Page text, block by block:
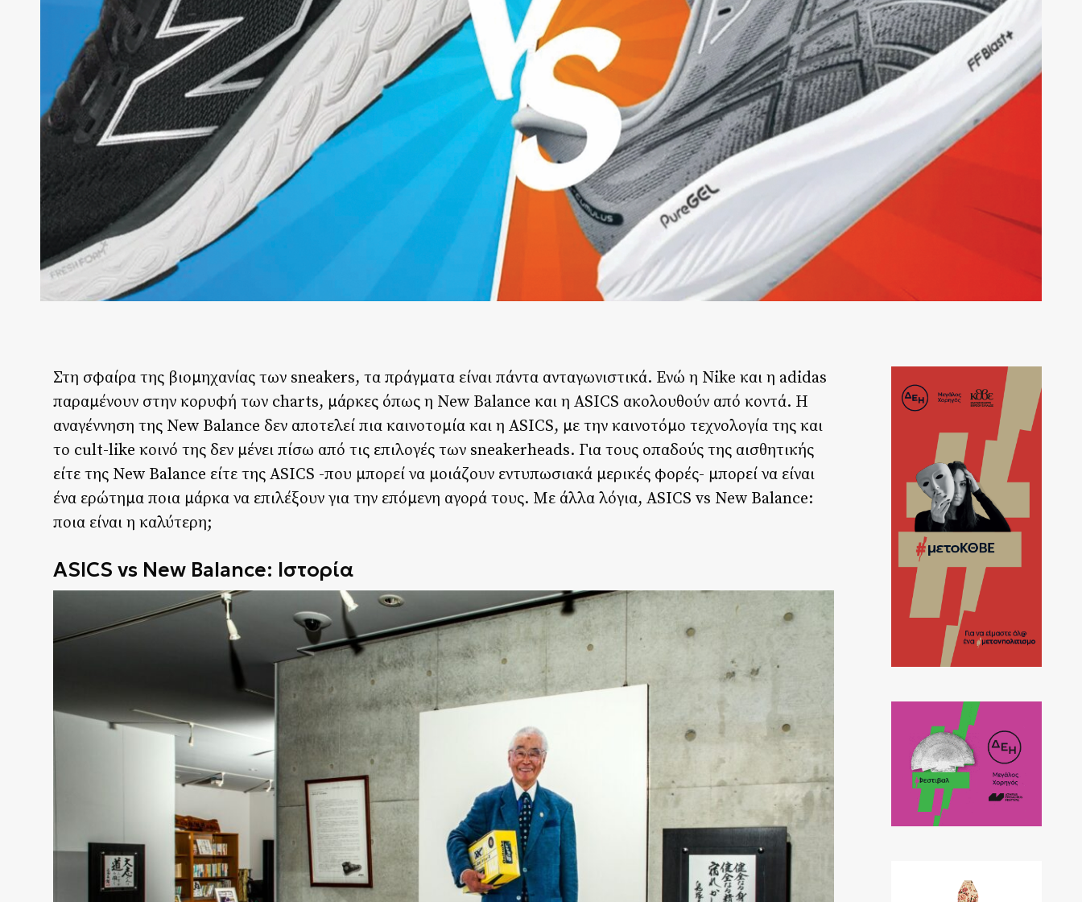
Στη σφαίρα της βιομηχανίας των sneakers, τα πράγματα είναι πάντα ανταγωνιστικά. Ενώ η Nike και η adidas
παραμένουν στην κορυφή των charts, μάρκες όπως η New Balance και η ASICS ακολουθούν από κοντά. Η
αναγέννηση της New Balance δεν αποτελεί πια καινοτομία και η ASICS, με την καινοτόμο τεχνολογία της και
το cult-like κοινό της δεν μένει πίσω από τις επιλογές των sneakerheads. Για τους οπαδούς της αισθητικής
είτε της New Balance είτε της ASICS -που μπορεί να μοιάζουν εντυπωσιακά μερικές φορές- μπορεί να είναι
ένα ερώτημα ποια μάρκα να επιλέξουν για την επόμενη αγορά τους. Με άλλα λόγια, ASICS vs New Balance:
ποια είναι η καλύτερη;
ASICS vs New Balance: Ιστορία